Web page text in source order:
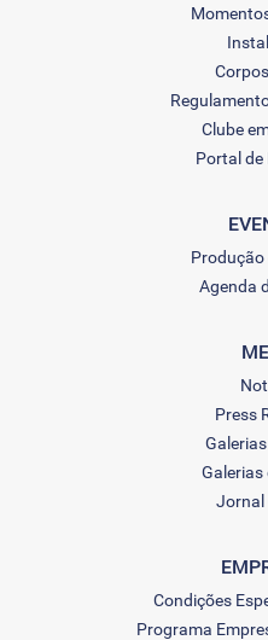
Clube
Portal de
Produção
Agenda
Press
Galerias
Jornal
Condições
Programa